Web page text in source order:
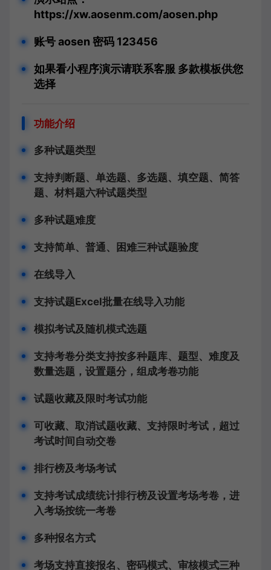
https://xw.aosenm.com/aosen.php
账号 aosen 密码 123456
如果看小程序演示请联系客服 多款模板供您
选择
功能介绍
多种试题类型
支持判断题、单选题、多选题、填空题、简答
题、材料题六种试题类型
多种试题难度
支持简单、普通、困难三种试题验度
在线导入
支持试题Excel批量在线导入功能
模拟考试及随机模式选题
支持考卷分类支持按多种题库、题型、难度及
数量选题，设置题分，组成考卷功能
试题收藏及限时考试功能
可收藏、取消试题收藏、支持限时考试，超过
考试时间自动交卷
排行榜及考场考试
支持考试成绩统计排行榜及设置考场考卷，进
入考场按统一考卷
多种报名方式
考场支持直接报名、密码模式、审核模式三种